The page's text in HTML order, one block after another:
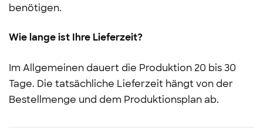
benötigen.
Wie lange ist Ihre Lieferzeit?
Im Allgemeinen dauert die Produktion 20 bis 30
Tage. Die tatsächliche Lieferzeit hängt von der
Bestellmenge und dem Produktionsplan ab.